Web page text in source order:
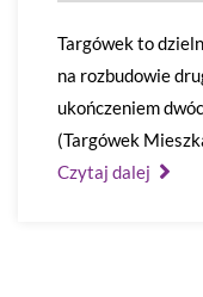
Targówek to
na rozbudowie
ukończeniem
(Targówek
Czytaj dalej